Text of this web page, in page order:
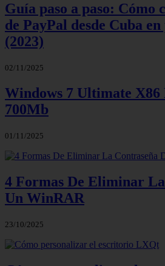
Guía paso a paso: Cómo
de PayPal desde Cuba
(2023)
02/11/2025
Windows 7 Ultimate X86
700Mb
01/11/2025
4 Formas De Eliminar
Un WinRAR
23/10/2025